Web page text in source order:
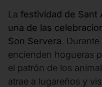
La festividad de Sant
una de las
Son Servera.
encienden hogueras
el patrón de los
atrae a lugareños y